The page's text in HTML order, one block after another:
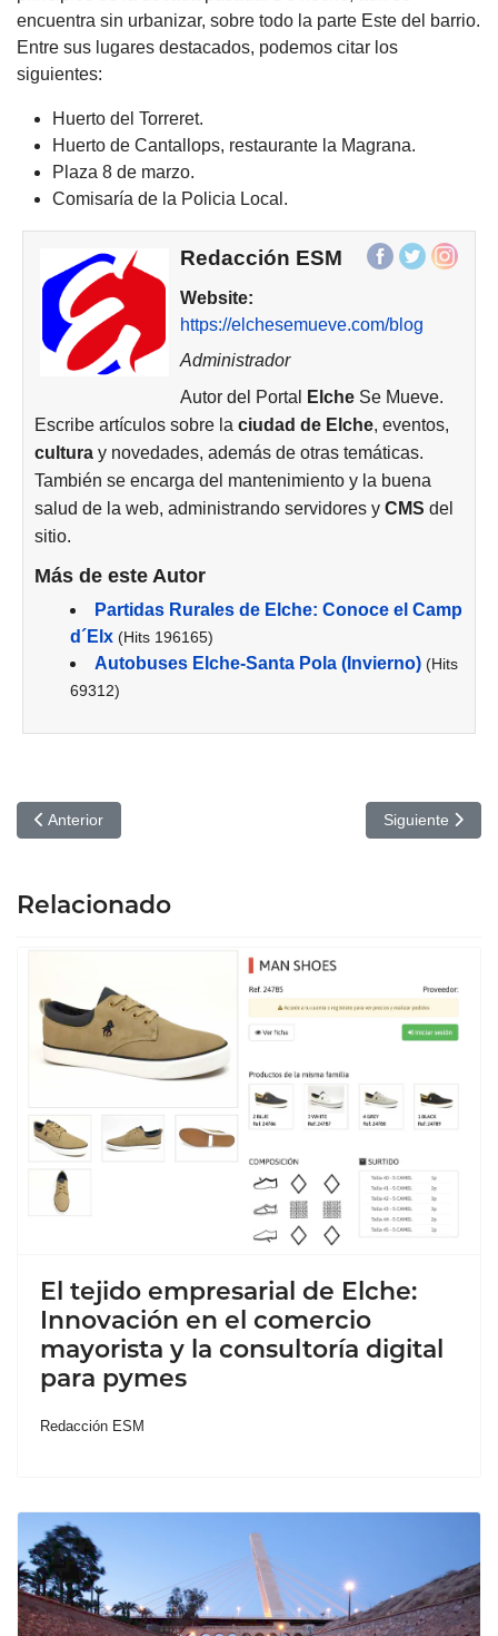
encuentra sin urbanizar, sobre todo la parte Este del barrio.
Entre sus lugares destacados, podemos citar los
siguientes:
Huerto del Torreret.
Huerto de Cantallops, restaurante la Magrana.
Plaza 8 de marzo.
Comisaría de la Policia Local.
Redacción ESM
Website:
https://elchesemueve.com/blog
Administrador
Autor del Portal
ElcheSe Mueve.
Escribe artículos sobre la ciudad de Elche, eventos,
cultura y novedades, además de otras temáticas.
También se encarga del mantenimiento y la buena
salud de la web, administrando servidores y CMS del
sitio.
Más de este Autor
Partidas Rurales de Elche: Conoce el Camp
d´Elx (Hits 196165)
Autobuses Elche-Santa Pola (Invierno) (Hits
69312)
Artículo anterior: Barrios de Elche -Carrús-
Anterior Artículo
Siguiente
Relacionado
El tejido empresarial de Elche:
Innovación en el comercio
mayorista y la consultoría digital
para pymes
Redacción ESM